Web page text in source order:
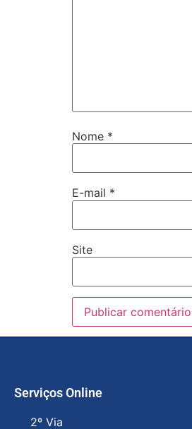
Nome *
E-mail *
Site
Serviços Online
2º Via